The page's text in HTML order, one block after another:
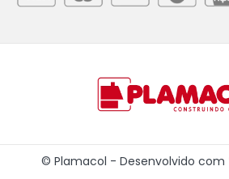
© Plamacol - Desenvolvido com